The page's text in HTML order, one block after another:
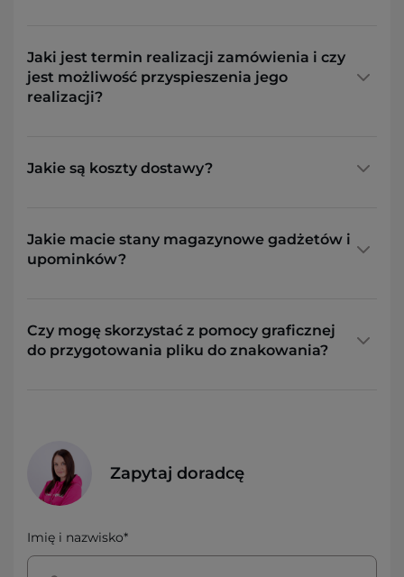
Jaki jest termin realizacji zamówienia i czy
jest możliwość przyspieszenia jego
realizacji?
Jakie są koszty dostawy?
Jakie macie stany magazynowe gadżetów i
upominków?
Czy mogę skorzystać z pomocy graficznej
do przygotowania pliku do znakowania?
Zapytaj doradcę
Imię i nazwisko*